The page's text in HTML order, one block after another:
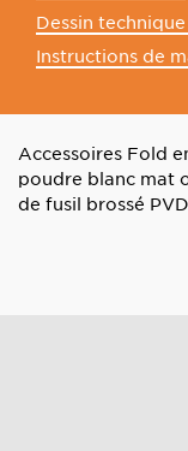
Dessin
Instructions de
Accessoires Fold
poudre blanc mat
de fusil brossé